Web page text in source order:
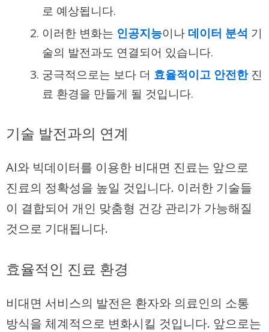
로 예상됩니다.
이러한 변화는 인공지능이나 데이터 분석 기
술의 발전과도 연결되어 있습니다.
궁극적으로는 보다 더 효율적이고 안전한진
료 환경을 만들게 될 것입니다.
기술 발전과의 연계
AI와 빅데이터를 이용한 비대면 진료는 앞으로
진료의 정확성을 높일 것입니다. 이러한 기술들
이 결합되어 개인 맞춤형 건강 관리가 가능해질
것으로 기대됩니다.
효율적인 진료 환경
비대면 서비스의 발전은 환자와 의료인의 소통
방식을 체계적으로 변화시킬 것입니다. 앞으로는